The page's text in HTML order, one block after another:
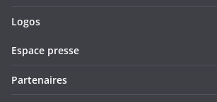
Logos
Espace presse
Partenaires